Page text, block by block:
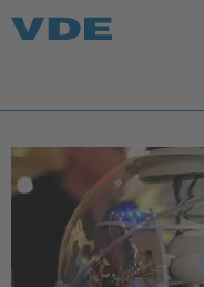
Key Topics
Key Topics
Energy
Standardization